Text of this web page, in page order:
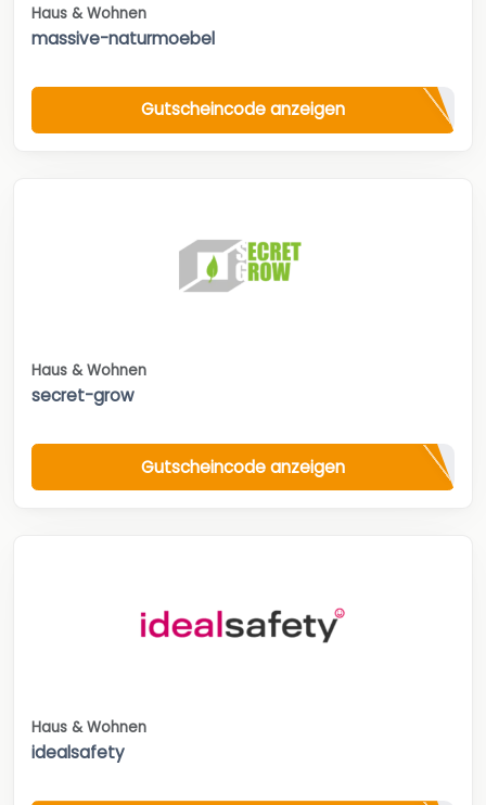
Haus & Wohnen
massive-naturmoebel
Gutscheincode anzeigen
Haus & Wohnen
secret-grow
Gutscheincode anzeigen
Haus & Wohnen
idealsafety